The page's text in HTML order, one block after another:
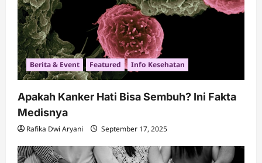
Berita & Event Featured Info Kesehatan
Apakah Kanker Hati Bisa Sembuh? Ini Fakta
Medisnya
Rafika Dwi Aryani September 17, 2025